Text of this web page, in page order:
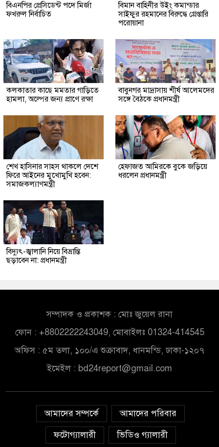
বিএনপির প্রেসিডেন্ট পদে মির্জা
ফখরুল নির্বাচিত
বিমান বাহিনীর উইং কমান্ডার
সাইফুর রহমানের বিরুদ্ধে গ্রেপ্তারি
পরোয়ানা
কলকাতার কাছে মমতার গাড়িতে
হামলা, অল্পের জন্য প্রাণে রক্ষা
বাবুনগর মাদ্রাসায় শীর্ষ আলেমদের
সঙ্গে বৈঠকে প্রধানমন্ত্রী
শেখ হাসিনার সাহস থাকলে দেশে
ফিরে আইনের মুখোমুখি হবেন:
সমাজকল্যাণমন্ত্রী
হেফাজত আমিরকে বুকে জড়িয়ে
ধরলেন প্রধানমন্ত্রী
বিদ্যুৎ-জ্বালানি নিয়ে বিভ্রান্তি
ছড়াবেন না: প্রধানমন্ত্রী
সম্পাদক ও প্রকাশক : মোঃ জুয়েল রানা
ফোন : +8802222243049, মোবাইলঃ 01324-414545
অফিস : ৫ম তলা, ১০০/এ শুক্রাবাদ, ধানমন্ডি, ঢাকা-১২০৭
ইমেইল : bd24report@gmail.com
আমাদের সম্পর্কে
আমাদের পরিবার
ফটোগ্যালারী
ভিডিও গ্যালারী